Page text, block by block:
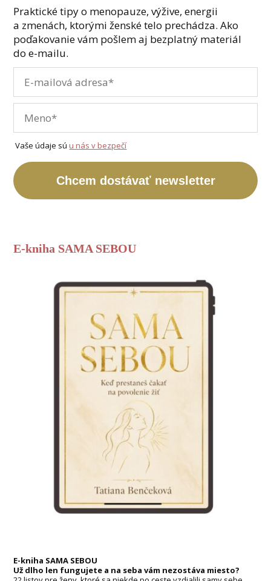
Praktické tipy o menopauze, výžive, energii
a zmenách, ktorými ženské telo prechádza. Ako
poďakovanie vám pošlem aj bezplatný materiál
do e-mailu.
Vaše údaje súu nás v bezpečí
Chcem dostávať newsletter
E-kniha SAMA SEBOU
E-kniha SAMA SEBOU
Už dlho len fungujete a na seba vám nezostáva miesto?